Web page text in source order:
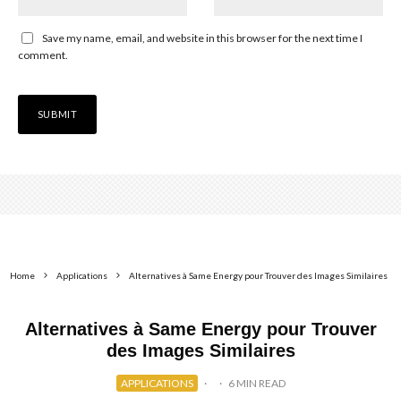
Save my name, email, and website in this browser for the next time I
comment.
Home Applications Alternatives à Same Energy pour Trouver des Images Similaires
Alternatives à Same Energy pour Trouver
des Images Similaires
APPLICATIONS · · 6 MIN READ